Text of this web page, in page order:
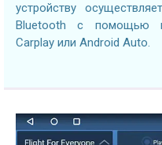
устройству
Bluetooth с помощью
Carplay или Android Auto.